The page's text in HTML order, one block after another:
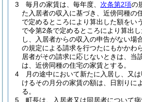
3
毎月の家賃は、毎年度、 次条第2項の
た入居者の収入に基づき、近傍同種の
で定めるところにより算出した額をい
で令第2条で定めるところにより算出し
し、入居者からの収入の申告がない場
の規定による請求を行つたにもかかわ
居者がその請求に応じないときは、当
は、近傍同種の住宅の家賃とする。
4
月の途中において新たに入居し、又
けるその月分の家賃の額は、日割りに
る。
5
町長は、入居者又は同居者について